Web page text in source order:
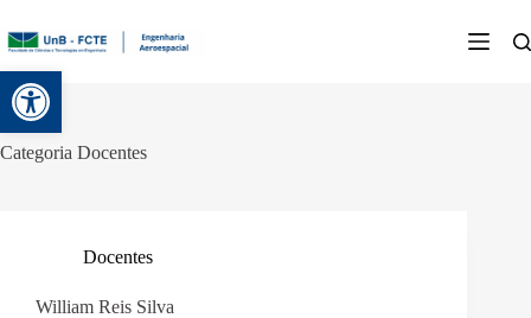
Abrir a barra de ferramentas
Categoria Docentes
Docentes
William Reis Silva